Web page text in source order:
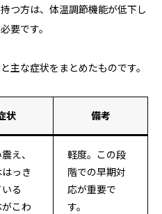
つ方は、体温調節機能が低下し
要です。
主な症状をまとめたものです。
状 備考
え、
っき
る
こわ
軽度。この段
階での早期対
応が重要で
す。